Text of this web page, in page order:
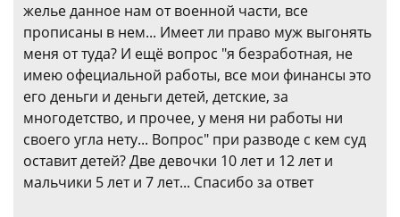
желье данное нам от военной части, все
прописаны в нем... Имеет ли право муж выгонять
меня от туда? И ещё вопрос "я безработная, не
имею офециальной работы, все мои финансы это
его деньги и деньги детей, детские, за
многодетство, и прочее, у меня ни работы ни
своего угла нету... Вопрос" при разводе с кем суд
оставит детей? Две девочки 10 лет и 12 лет и
мальчики 5 лет и 7 лет... Спасибо за ответ